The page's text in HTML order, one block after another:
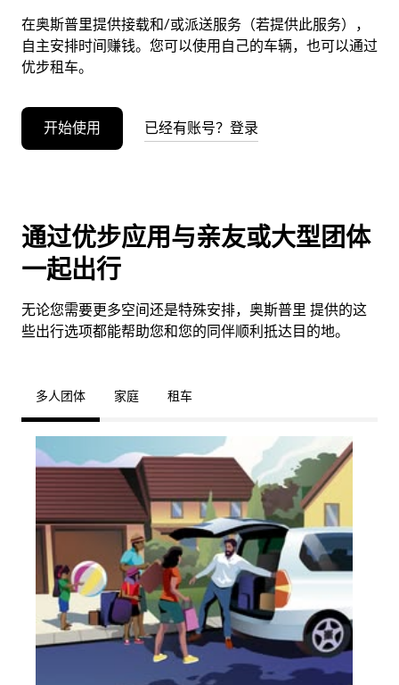
在奥斯普里提供接载和/或派送服务（若提供此服务），
自主安排时间赚钱。您可以使用自己的车辆，也可以通过
优步租车。
开始使用 已经有账号？登录
通过优步应用与亲友或大型团体
一起出行
无论您需要更多空间还是特殊安排，奥斯普里 提供的这
些出行选项都能帮助您和您的同伴顺利抵达目的地。
多人团体 家庭 租车